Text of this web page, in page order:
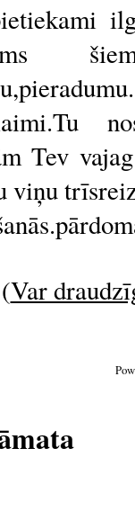
Tev
viņu
(Var